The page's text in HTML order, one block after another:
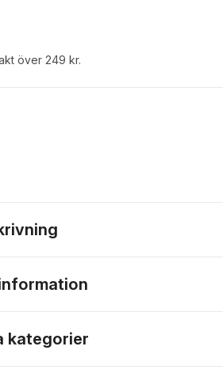
över 249 kr.
kategorier